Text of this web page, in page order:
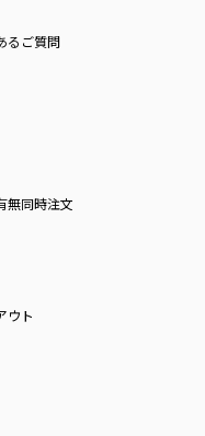
るご質問
無同時注文
ウト